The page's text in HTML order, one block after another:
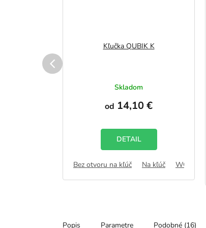
FAB
Kľučka QUBIK K
Skladom
od 14,10 €
DETAIL
Bez otvoru na kľúč Na kľúč WC zámok
Popis Parametre Podobné (16)